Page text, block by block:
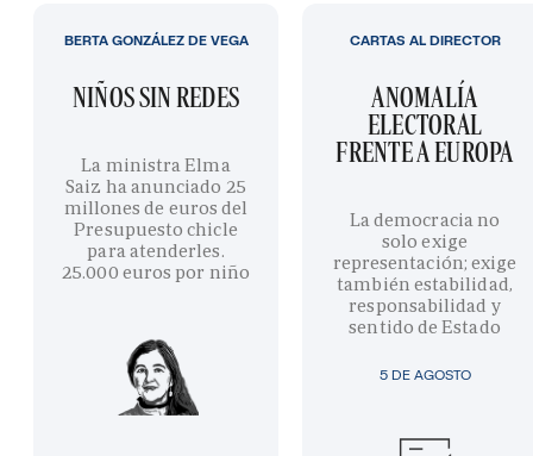
NIÑOS SIN REDES
La ministra Elma
Saiz ha anunciado 25
millones de euros del
Presupuesto chicle
para atenderles.
25.000 euros por niño
BERTA GONZÁLEZ DE VEGA
5 DE AGOSTO
ANOMALÍA
ELECTORAL
FRENTE A EUROPA
La democracia no
solo exige
representación; exige
también estabilidad,
responsabilidad y
sentido de Estado
CARTAS AL DIRECTOR